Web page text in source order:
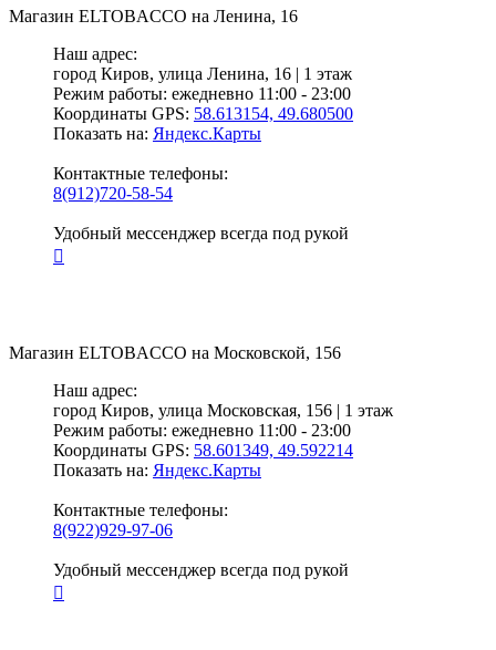
Магазин ELTOBACCO на Ленина, 16
Наш адрес:
город Киров, улица Ленина, 16 | 1 этаж
Режим работы: ежедневно 11:00 - 23:00
Координаты GPS: 58.613154, 49.680500
Показать на: Яндекс.Карты
Контактные телефоны:
8(912)720-58-54
Удобный мессенджер всегда под рукой
Магазин ELTOBACCO на Московской, 156
Наш адрес:
город Киров, улица Московская, 156 | 1 этаж
Режим работы: ежедневно 11:00 - 23:00
Координаты GPS: 58.601349, 49.592214
Показать на: Яндекс.Карты
Контактные телефоны:
8(922)929-97-06
Удобный мессенджер всегда под рукой